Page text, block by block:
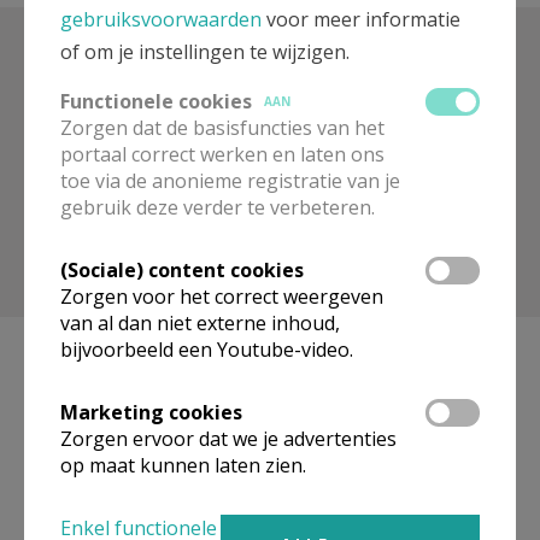
Zoek op trefwoord
Toon meer filters
Geen artikels gevonden.
Pagina's
gebruiksvoorwaarden voor meer informatie
of om je instellingen te wijzigen.
Functionele cookies
AAN
Zorgen dat de basisfuncties van het
portaal correct werken en laten ons
toe via de anonieme registratie van je
gebruik deze verder te verbeteren.
(Sociale) content cookies
Zorgen voor het correct weergeven
van al dan niet externe inhoud,
bijvoorbeeld een Youtube-video.
Marketing cookies
Zorgen ervoor dat we je advertenties
op maat kunnen laten zien.
Enkel functionele